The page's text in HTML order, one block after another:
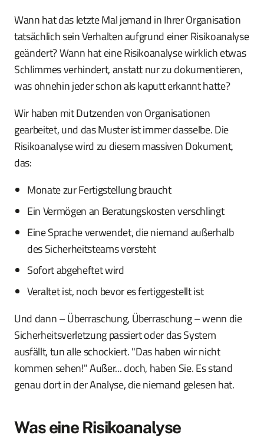
Wann hat das letzte Mal jemand in Ihrer Organisation
tatsächlich sein Verhalten aufgrund einer Risikoanalyse
geändert? Wann hat eine Risikoanalyse wirklich etwas
Schlimmes verhindert, anstatt nur zu dokumentieren,
was ohnehin jeder schon als kaputt erkannt hatte?
Wir haben mit Dutzenden von Organisationen
gearbeitet, und das Muster ist immer dasselbe. Die
Risikoanalyse wird zu diesem massiven Dokument,
das:
Monate zur Fertigstellung braucht
Ein Vermögen an Beratungskosten verschlingt
Eine Sprache verwendet, die niemand außerhalb
des Sicherheitsteams versteht
Sofort abgeheftet wird
Veraltet ist, noch bevor es fertiggestellt ist
Und dann – Überraschung, Überraschung – wenn die
Sicherheitsverletzung passiert oder das System
ausfällt, tun alle schockiert. "Das haben wir nicht
kommen sehen!" Außer... doch, haben Sie. Es stand
genau dort in der Analyse, die niemand gelesen hat.
Was eine Risikoanalyse